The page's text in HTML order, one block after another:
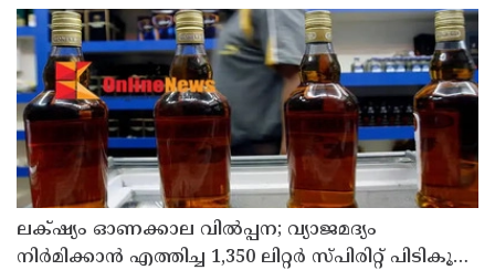
ലക്‌ഷ്യം ഓണക്കാല വിൽപ്പന; വ്യാജമദ്യം
നിർമിക്കാൻ എത്തിച്ച 1,350 ലിറ്റർ സ്പിരിറ്റ് പിടികൂടി;